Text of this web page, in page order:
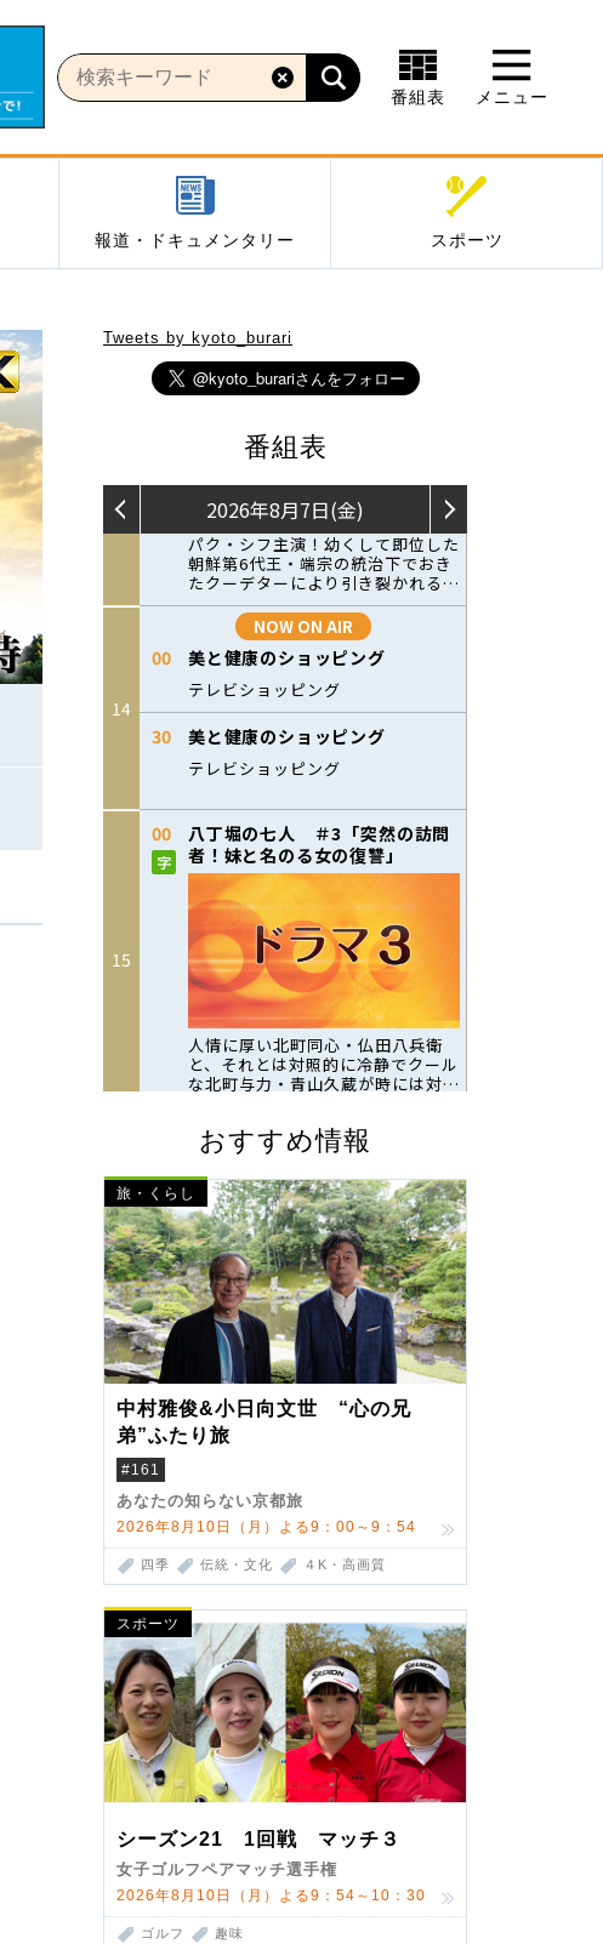
番組表 メニュー
報道・ドキュメンタリー スポーツ
Tweets by kyoto_burari
番組表
おすすめ情報
旅・くらし
中村雅俊&小日向文世 “心の兄
弟”ふたり旅
#161
あなたの知らない京都旅
2026年8月10日（月）よる9：00～9：54
四季 伝統・文化 ４K・高画質
スポーツ
シーズン21 1回戦 マッチ３
女子ゴルフペアマッチ選手権
2026年8月10日（月）よる9：54～10：30
ゴルフ 趣味